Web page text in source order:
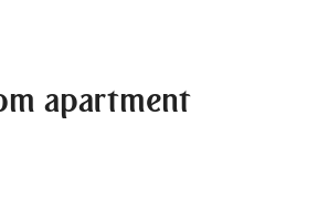
apartment